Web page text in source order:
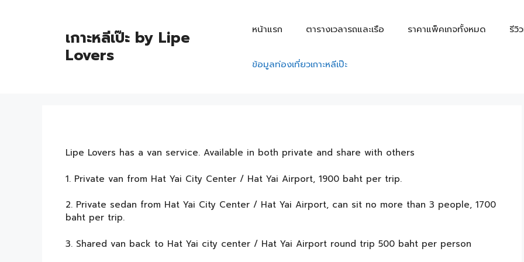
เกาะหลีเป๊ะ by Lipe
Lovers
หน้าแรก ตารางเวลารถและเรือ ราคาแพ็คเกจทั้งหมด รีวิ
ข้อมูลท่องเที่ยวเกาะหลีเป๊ะ
Lipe Lovers has a van service. Available in both private and share with others
1. Private van from Hat Yai City Center / Hat Yai Airport, 1900 baht per trip.
2. Private sedan from Hat Yai City Center / Hat Yai Airport, can sit no more than 3 people, 1700
baht per trip.
3. Shared van back to Hat Yai city center / Hat Yai Airport round trip 500 baht per person